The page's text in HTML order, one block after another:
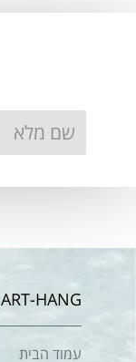
ART-HANG - פתרונות מתקדמים לתליית תמונות
עמוד הבית